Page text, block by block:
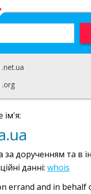
.net.ua
.org
дорученням та в
данні: whois
errand and in behalf